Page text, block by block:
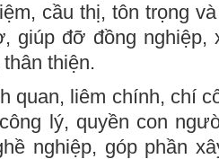
cầu thị, tôn trọng
giúp đỡ đồng nghiệp,
thiện.
quan, liêm chính, chí
lý, quyền con
nghiệp, góp phần